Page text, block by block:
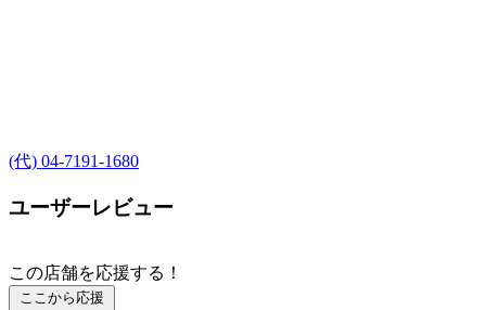
(代) 04-7191-1680
ユーザーレビュー
この店舗を応援する！
ここから応援